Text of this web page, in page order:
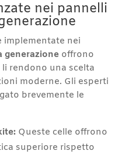
nei pannelli
implementate nei
generazioneoffrono
rendono una scelta
moderne. Gli esperti
brevemente le
Queste celle offrono
superiore rispetto